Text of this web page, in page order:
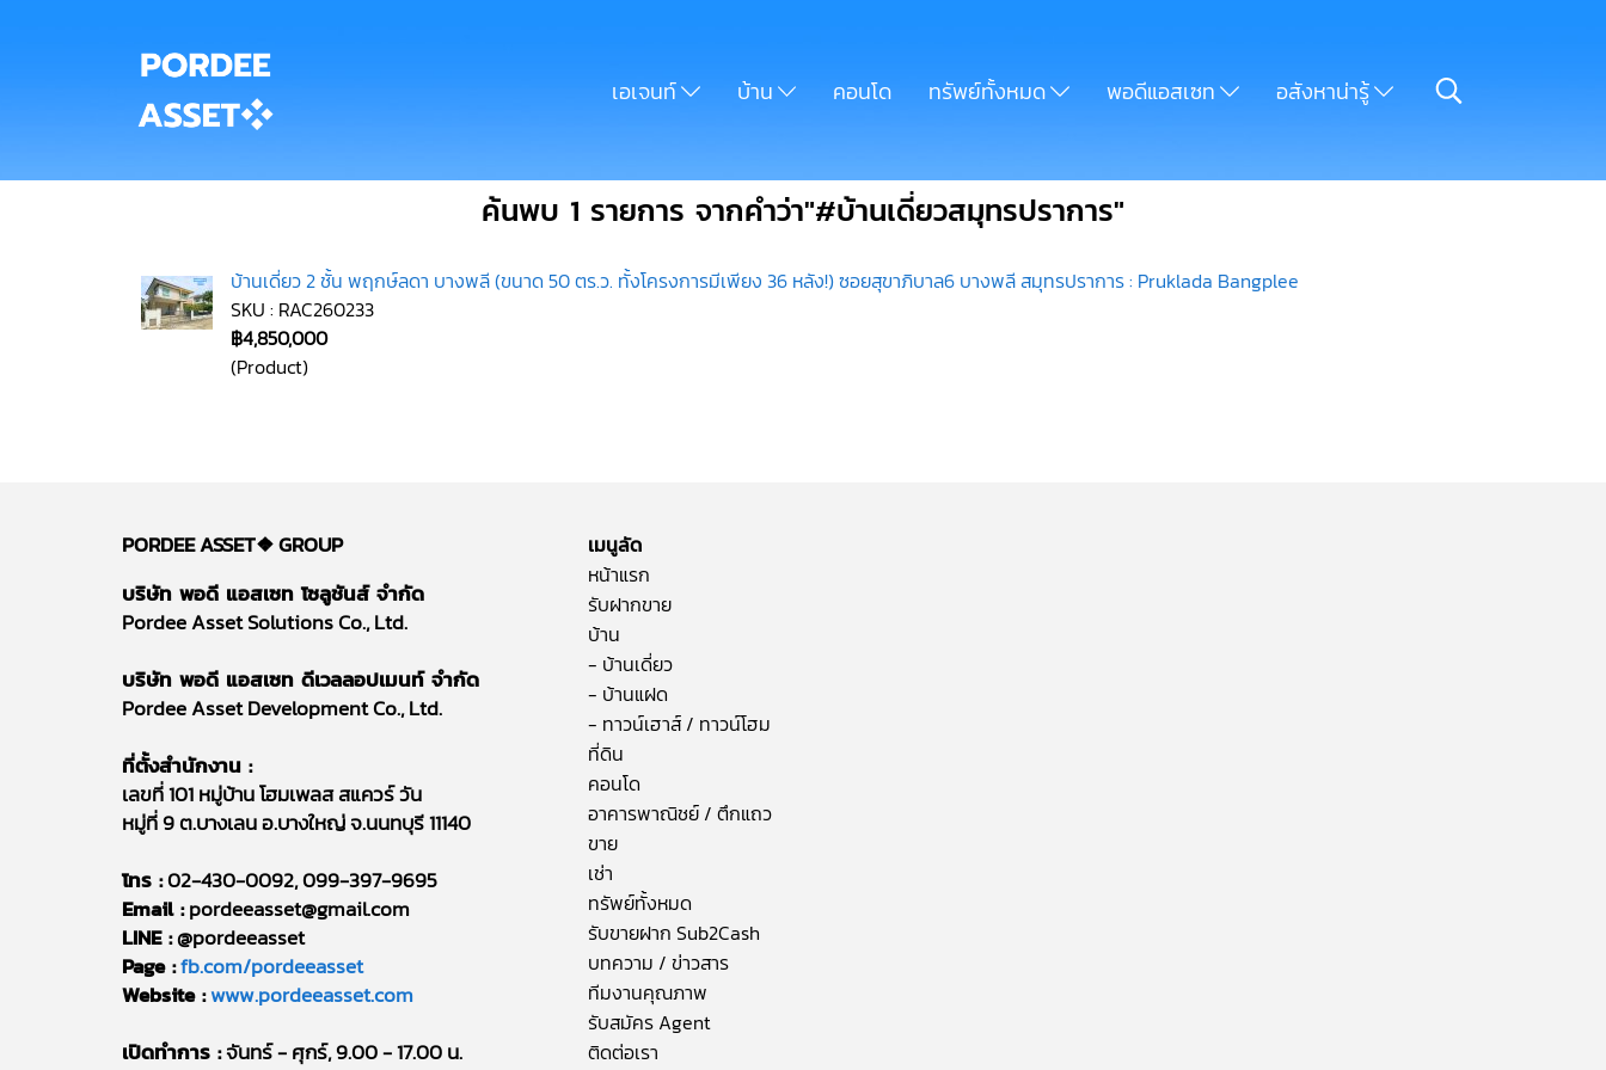
เอเจนท์ บ้าน คอนโด ทรัพย์ทั้งหมด พอดีแอสเซท อสังหาน่ารู้
ค้นพบ 1 รายการ จากคำว่า"#บ้านเดี่ยวสมุทรปราการ"
บ้านเดี่ยว 2 ชั้น พฤกษ์ลดา บางพลี (ขนาด 50 ตร.ว. ทั้งโครงการมีเพียง 36 หลัง!) ซอยสุขาภิบาล6 บางพลี สมุทรปราการ : Pruklada Bangplee
SKU : RAC260233
฿4,850,000
(Product)
PORDEE ASSET❖GROUP
บริษัท พอดี แอสเซท โซลูชันส์ จำกัด
Pordee Asset Solutions Co., Ltd.
บริษัท พอดี แอสเซท ดีเวลลอปเมนท์ จำกัด
Pordee Asset Development Co., Ltd.
ที่ตั้งสำนักงาน :
เลขที่ 101 หมู่บ้าน โฮมเพลส สแควร์ วัน
หมู่ที่ 9 ต.บางเลน อ.บางใหญ่ จ.นนทบุรี 11140
โทร :02-430-0092, 099-397-9695
Email :pordeeasset@gmail.com
LINE :@pordeeasset
Page :fb.com/pordeeasset
Website :www.pordeeasset.com
เปิดทำการ :จันทร์ - ศุกร์, 9.00 - 17.00 น.
เมนูลัด
หน้าแรก
รับฝากขาย
บ้าน
- บ้านเดี่ยว
- บ้านแฝด
- ทาวน์เฮาส์ / ทาวน์โฮม
ที่ดิน
คอนโด
อาคารพาณิชย์ / ตึกแถว
ขาย
เช่า
ทรัพย์ทั้งหมด
รับขายฝาก Sub2Cash
บทความ / ข่าวสาร
ทีมงานคุณภาพ
รับสมัคร Agent
ติดต่อเรา